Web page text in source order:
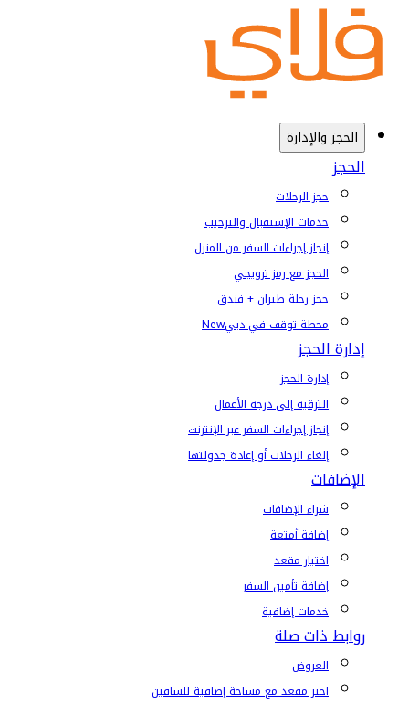
الحجز والإدارة
الحجز
حجز الرحلات
خدمات الإستقبال والترحيب
إنجاز إجراءات السفر من المنزل
الحجز مع رمز ترويجي
حجز رحلة طيران + فندق
محطة توقف في دبيNew
إدارة الحجز
إدارة الحجز
الترقية إلى درجة الأعمال
إنجاز إجراءات السفر عبر الإنترنت
إلغاء الرحلات أو إعادة جدولتها
الإضافات
شراء الإضافات
إضافة أمتعة
اختيار مقعد
إضافة تأمين السفر
خدمات إضافية
روابط ذات صلة
العروض
اختر مقعد مع مساحة إضافية للساقين